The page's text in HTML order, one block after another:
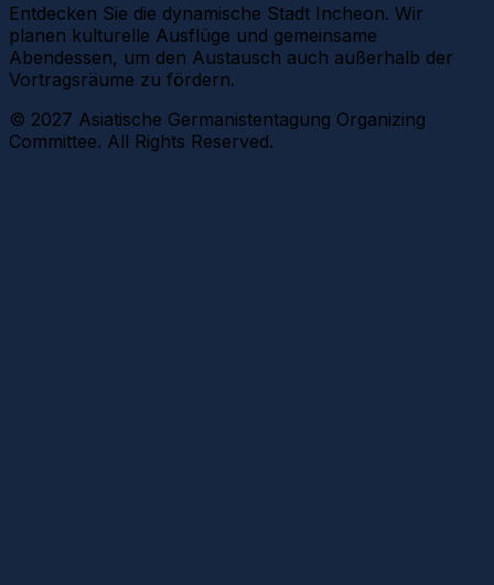
Entdecken Sie die dynamische Stadt Incheon. Wir
planen kulturelle Ausflüge und gemeinsame
Abendessen, um den Austausch auch außerhalb der
Vortragsräume zu fördern.
© 2027 Asiatische Germanistentagung Organizing
Committee. All Rights Reserved.